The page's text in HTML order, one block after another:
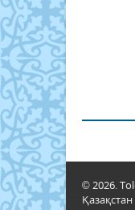
© 2026.